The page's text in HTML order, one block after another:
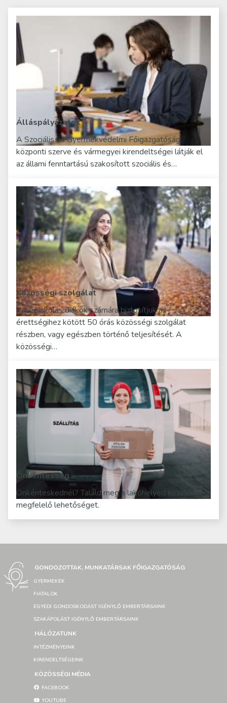
Álláspályázatok
A Szociális és Gyermekvédelmi Főigazgatóság
központi szerve és vármegyei kirendeltségei látják el
az állami fenntartású szakosított szociális és…
Közösségi szolgálat
Középiskolás diákok számára biztosítjuk az
érettségihez kötött 50 órás közösségi szolgálat
részben, vagy egészben történő teljesítését. A
közösségi…
Önkéntesség
Önkénteskednél? Találd meg a lakóhelyed közelében a
megfelelő lehetőséget.
GONDOZOTTAK, MUNKATÁRSAK FŐIGAZGATÓSÁG
GYERMEKEK
FIATALOK
EGYEDI GONDOSKODÁST IGÉNYLŐ EMBERTÁRSAINK
SZAKÁPOLÁST IGÉNYLŐ EMBERTÁRSAINK
HÁLÓZATUNK
INTÉZMÉNYEINK
KIRENDELTSÉGEINK
KÖZÖSSÉGI MÉDIA
FACEBOOK
YOUTUBE